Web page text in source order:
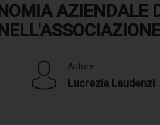
AZIENDALE
Autore
Lucrezia Laudenzi